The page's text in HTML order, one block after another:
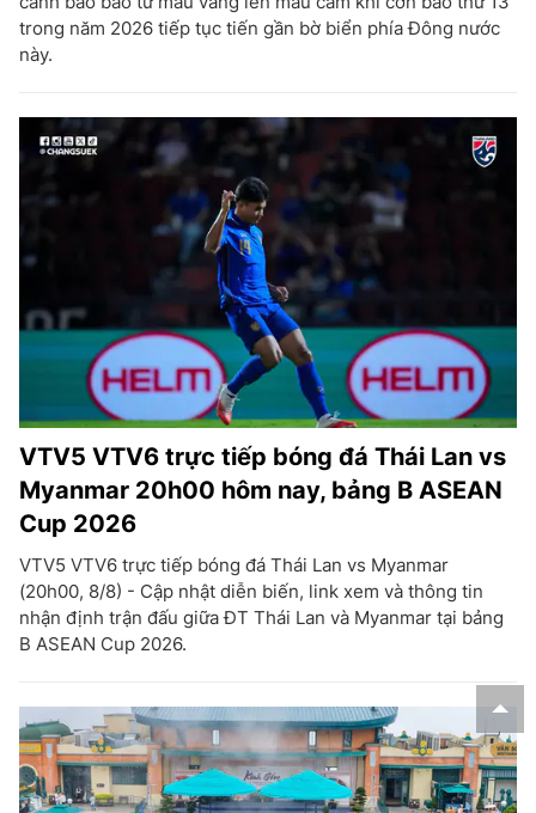
trong năm 2026 tiếp tục tiến gần bờ biển phía Đông nước
này.
VTV5 VTV6 trực tiếp bóng đá Thái Lan vs
Myanmar 20h00 hôm nay, bảng B ASEAN
Cup 2026
VTV5 VTV6 trực tiếp bóng đá Thái Lan vs Myanmar
(20h00, 8/8) - Cập nhật diễn biến, link xem và thông tin
nhận định trận đấu giữa ĐT Thái Lan và Myanmar tại bảng
B ASEAN Cup 2026.